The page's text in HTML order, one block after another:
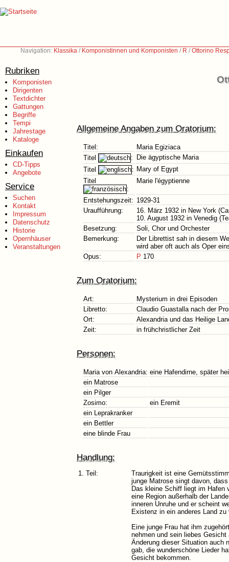
Navigation: Klassika / Komponistinnen und Komponisten / R /Ottorino
Rubriken
Komponisten
Dirigenten
Textdichter
Gattungen
Begriffe
Tempi
Jahrestage
Kataloge
Einkaufen
CD-Tipps
Angebote
Service
Suchen
Kontakt
Impressum
Datenschutz
Historie
Opernhäuser
Veranstaltungen
Allgemeine Angaben zum Oratorium:
Titel:
Maria Egiziaca
Titel
:
Die ägyptische Maria
Titel
: Mary of Egypt
Titel
:
Marie l'égyptienne
Entstehungszeit: 1929-31
Uraufführung:
16. März 1932 in New York
10. August 1932 in Venedig
Besetzung:
Soli, Chor und Orchester
Bemerkung:
Der Librettist sah in diesem
wird aber oft auch als Oper
Opus:
P 170
Zum Oratorium:
Art:
Mysterium in drei Episoden
Libretto:
Claudio Guastalla nach der
Ort:
Alexandria und das Heilige
Zeit:
in frühchristlicher Zeit
Personen:
Maria von Alexandria: eine Hafendirne, später
ein Matrose
ein Pilger
Zosimo:
ein Eremit
ein Leprakranker
ein Bettler
eine blinde Frau
Handlung:
1. Teil:
Traurigkeit ist eine
junge Matrose singt davon,
Das kleine Schiff liegt im Hafen
eine Region außerhalb der
inneren Unruhe und er scheint
Existenz in ein anderes Land zu
Eine junge Frau hat ihm
nehmen und sein liebes
Änderung dieser Situation auch
gab, die wunderschöne Lieder
Gesicht bekommen.